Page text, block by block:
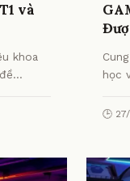
và
khoa
học
🕒